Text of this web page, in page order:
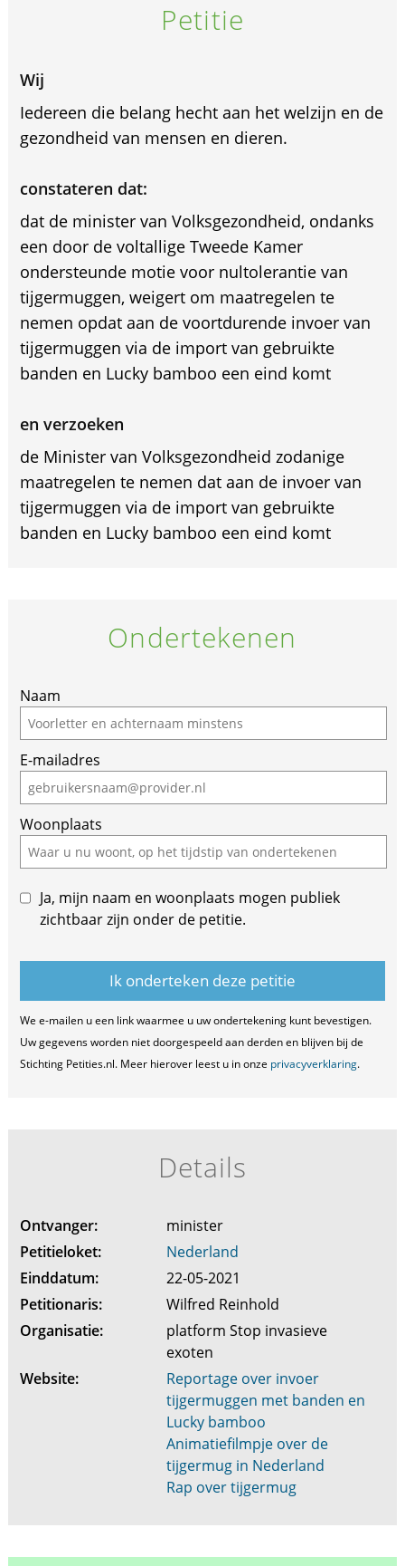
Petitie
Wij
Iedereen die belang hecht aan het welzijn en de
gezondheid van mensen en dieren.
constateren dat:
dat de minister van Volksgezondheid, ondanks
een door de voltallige Tweede Kamer
ondersteunde motie voor nultolerantie van
tijgermuggen, weigert om maatregelen te
nemen opdat aan de voortdurende invoer van
tijgermuggen via de import van gebruikte
banden en Lucky bamboo een eind komt
en verzoeken
de Minister van Volksgezondheid zodanige
maatregelen te nemen dat aan de invoer van
tijgermuggen via de import van gebruikte
banden en Lucky bamboo een eind komt
Ondertekenen
If
you
are
a
human,
ignore
this
field
Naam
E-mailadres
Woonplaats
Ja, mijn naam en woonplaats mogen publiek
zichtbaar zijn onder de petitie.
We e-mailen u een link waarmee u uw ondertekening kunt bevestigen.
Uw gegevens worden niet doorgespeeld aan derden en blijven bij de
Stichting Petities.nl. Meer hierover leest u in onze privacyverklaring.
Details
Ontvanger:
minister
Petitieloket:
Nederland
Einddatum:
22-05-2021
Petitionaris:
Wilfred Reinhold
Organisatie:
platform Stop invasieve
exoten
Website:
Reportage over invoer
tijgermuggen met banden en
Lucky bamboo
Animatiefilmpje over de
tijgermug in Nederland
Rap over tijgermug